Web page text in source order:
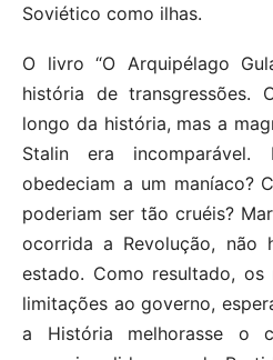
Soviético como ilhas.
O livro “O Arquipélago
história de transgressões.
longo da história, mas a
Stalin era
obedeciam a um maníaco?
poderiam ser tão cruéis?
ocorrida a Revolução, não
estado. Como resultado, os
limitações ao governo,
a História melhorasse o